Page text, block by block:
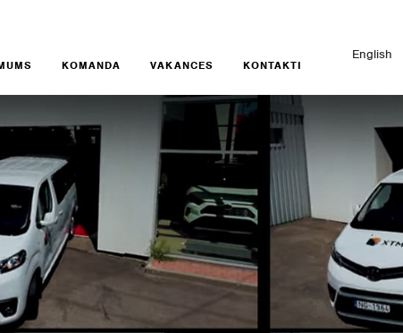
KOMANDA VAKANCES KONTAKTI
English